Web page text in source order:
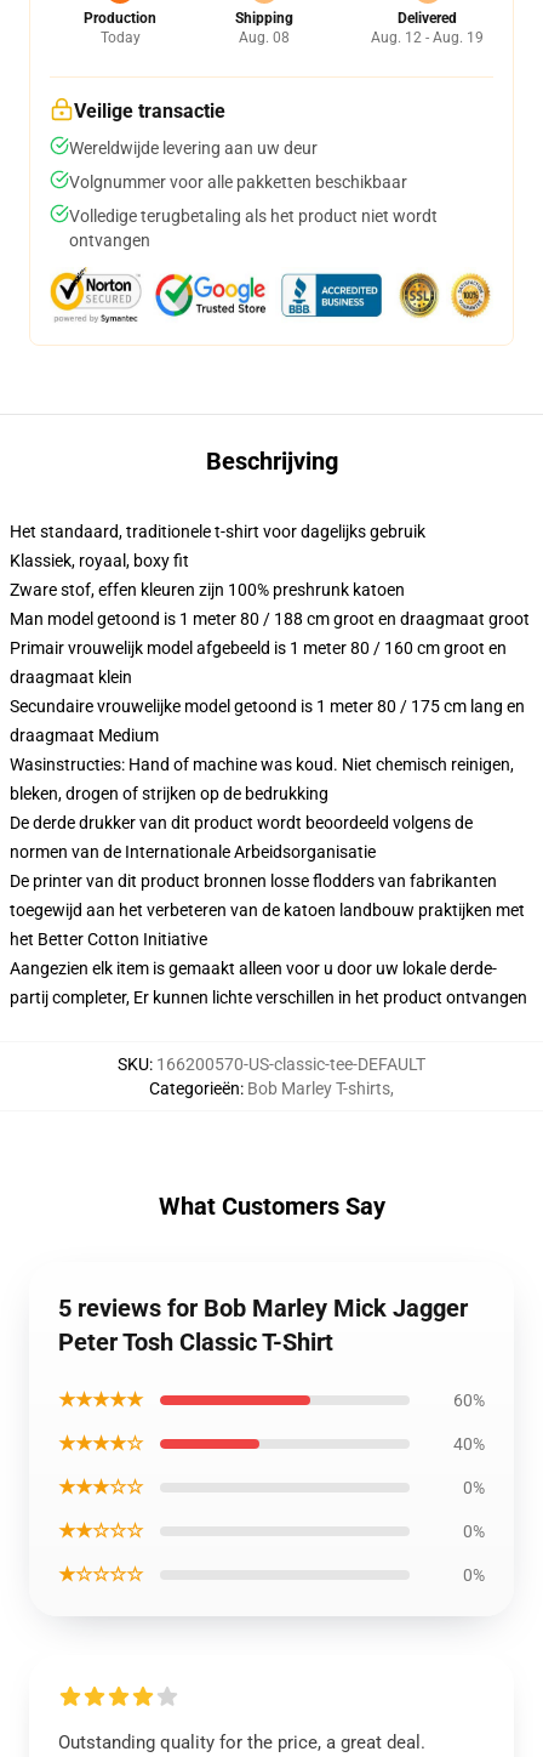
Production
Today
Shipping
Aug. 08
Delivered
Aug. 12 - Aug. 19
Veilige transactie
Wereldwijde levering aan uw deur
Volgnummer voor alle pakketten beschikbaar
Volledige terugbetaling als het product niet wordt
ontvangen
Beschrijving
Het standaard, traditionele t-shirt voor dagelijks gebruik
Klassiek, royaal, boxy fit
Zware stof, effen kleuren zijn 100% preshrunk katoen
Man model getoond is 1 meter 80 / 188 cm groot en draagmaat groot
Primair vrouwelijk model afgebeeld is 1 meter 80 / 160 cm groot en
draagmaat klein
Secundaire vrouwelijke model getoond is 1 meter 80 / 175 cm lang en
draagmaat Medium
Wasinstructies: Hand of machine was koud. Niet chemisch reinigen,
bleken, drogen of strijken op de bedrukking
De derde drukker van dit product wordt beoordeeld volgens de
normen van de Internationale Arbeidsorganisatie
De printer van dit product bronnen losse flodders van fabrikanten
toegewijd aan het verbeteren van de katoen landbouw praktijken met
het Better Cotton Initiative
Aangezien elk item is gemaakt alleen voor u door uw lokale derde-
partij completer, Er kunnen lichte verschillen in het product ontvangen
SKU: 166200570-US-classic-tee-DEFAULT
Categorieën: Bob Marley T-shirts,
What Customers Say
5 reviews for Bob Marley Mick Jagger
Peter Tosh Classic T-Shirt
★★★★★ 60%
★★★★☆ 40%
★★★☆☆ 0%
★★☆☆☆ 0%
★☆☆☆☆ 0%
Outstanding quality for the price, a great deal.